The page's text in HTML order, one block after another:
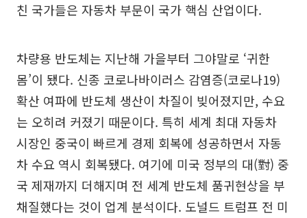
친 국가들은 자동차 부문이 국가 핵심 산업이다.
차량용 반도체는 지난해 가을부터 그야말로 ‘귀한
몸’이 됐다. 신종 코로나바이러스 감염증(코로나19)
확산 여파에 반도체 생산이 차질이 빚어졌지만, 수요
는 오히려 커졌기 때문이다. 특히 세계 최대 자동차
시장인 중국이 빠르게 경제 회복에 성공하면서 자동
차 수요 역시 회복됐다. 여기에 미국 정부의 대(對) 중
국 제재까지 더해지며 전 세계 반도체 품귀현상을 부
채질했다는 것이 업계 분석이다. 도널드 트럼프 전 미